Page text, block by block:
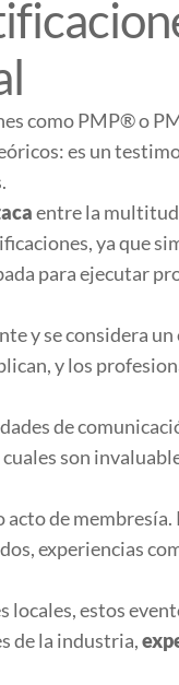
como PMP® o
es un
entre la
ya que
para ejecutar
y se considera un
y los
de
son
acto de
experiencias
locales, estos
de la industria,